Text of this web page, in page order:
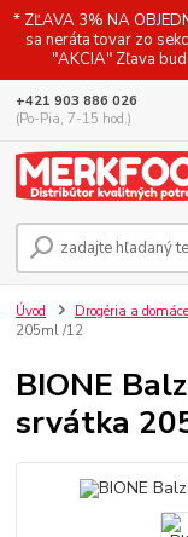
* ZĽAVA 3% NA
sa neráta tovar zo
"AKCIA" Zľava
+421 903 886 026
(Po-Pia, 7-15 hod.)
Úvod Drogéria a
205ml /12
BIONE
srvátka